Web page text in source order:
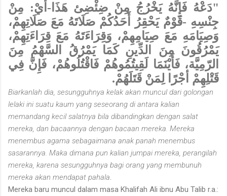
"دَعْهُ فَإِنَّهُ يَخْرُجُ مِنْ ضِئْضِئ هَذَا-أَيْ: مِنْ
جِنْسِهِ -قَوْمٌ يَحْقِرُ أَحَدُكُمْ صَلَاتَهُ مَعَ صَلَاتِهِمْ،
وَصِيَامَهِ مَعَ صِيَامِهِمْ، وَقِرَاءَتَهُ مَعَ قِرَاءَتِهِمْ،
يَمْرُقُونَ مِنَ الدِّينِ كَمَا يَمْرُقُ السَّهْمُ مِنَ
الرّمِيَّة، فَأَيْنَمَا لَقِيتُمُوهُمْ فَاقْتُلُوهُمْ، فَإِنَّ فِي
قَتْلِهِمْ أجْرًا لِمَنْ قَتَلَهُمْ.
Biarkanlah dia, sesungguhnya kelak akan muncul dari golongan
lelaki ini suatu kaum yang seseorang di antara kalian
memandang kecil salatnya bila dibandingkan dengan salat
mereka, dan bacaannya dengan bacaan mereka. Mereka
menembus agama sebagaimana anak panah menembus
sasarannya. Maka dimana pun kalian jumpai mereka, perangilah
mereka, karena sesungguhnya bagi orang yang membunuh
mereka akan mendapat pahala
Mereka baru muncul dalam masa Khalifah Ali ibnu Abu Talib r.a.: